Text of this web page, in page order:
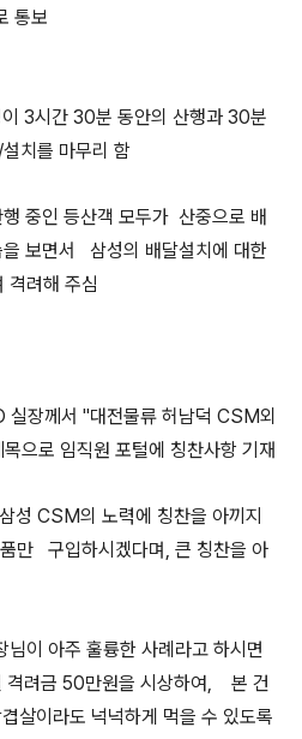
통보
3시간 30분 동안의 산행과 30분
치를 마무리 함
중인 등산객 모두가 산중으로 배
보면서 삼성의 배달설치에 대한
격려해 주심
장께서 "대전물류 허남덕 CSM외
으로 임직원 포털에 칭찬사항 기재
성 CSM의 노력에 칭찬을 아끼지
만 구입하시겠다며, 큰 칭찬을 아
이 아주 훌륭한 사례라고 하시면
격려금 50만원을 시상하여, 본 건
살이라도 넉넉하게 먹을 수 있도록